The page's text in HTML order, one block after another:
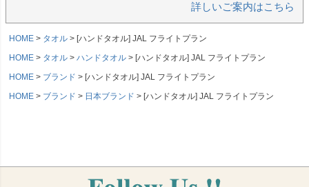
詳しいご案内はこちら
HOME タオル
[ハンドタオル] JAL フライトプラン
HOME
タオル ハンドタオル
[ハンドタオル] JAL フライトプラン
HOME
ブランド
[ハンドタオル] JAL フライトプラン
HOME
ブランド 日本ブランド [ハンドタオル] JAL フライトプラン